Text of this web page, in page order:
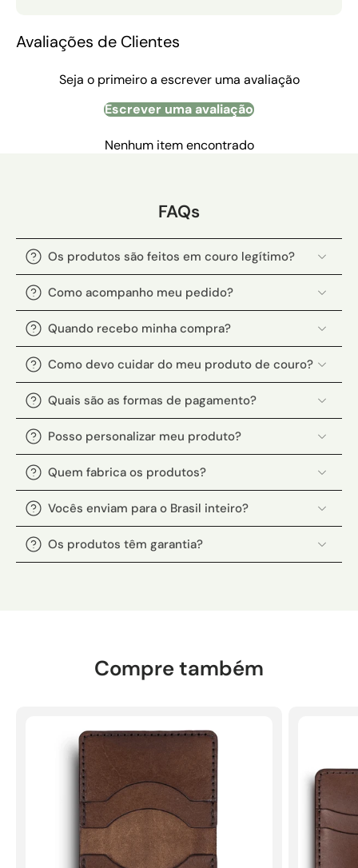
Avaliações de Clientes
Seja o primeiro a escrever uma avaliação
Escrever uma avaliação
Nenhum item encontrado
FAQs
Os produtos são feitos em couro legítimo?
Como acompanho meu pedido?
Quando recebo minha compra?
Como devo cuidar do meu produto de couro?
Quais são as formas de pagamento?
Posso personalizar meu produto?
Quem fabrica os produtos?
Vocês enviam para o Brasil inteiro?
Os produtos têm garantia?
Compre também